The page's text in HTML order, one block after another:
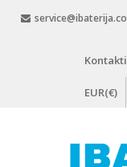
EUR(€)